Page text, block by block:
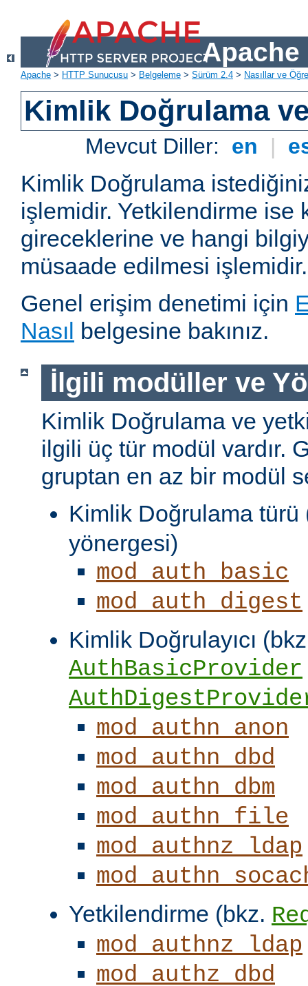
Apache
Apache > HTTP Sunucusu > Belgeleme > Sürüm 2.4 > Nasıllar ve
Kimlik Doğrulama
Mevcut Diller: en |
Kimlik Doğrulama
işlemidir. Yetkilendirme ise
gireceklerine ve hangi
müsaade edilmesi işlemidir.
Genel erişim denetimi için
Nasıl belgesine bakınız.
İlgili modüller ve
Kimlik Doğrulama ve
ilgili üç tür modül vardır.
gruptan en az bir modül
Kimlik Doğrulama
yönergesi)
mod_auth_basic
mod_auth_digest
Kimlik Doğrulayıcı
AuthBasicProvider
mod_authn_anon
mod_authn_dbd
mod_authn_dbm
mod_authn_file
mod_authnz_ldap
Yetkilendirme (bkz.
mod_authnz_ldap
mod_authz_dbd